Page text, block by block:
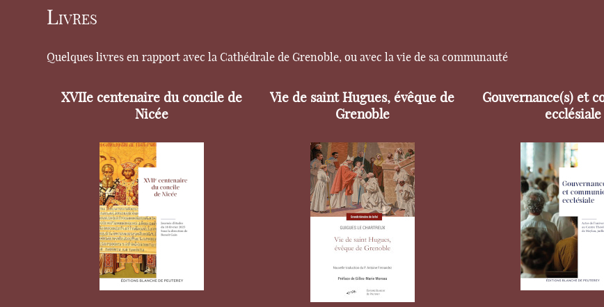
Livres
Quelques livres en rapport avec la Cathédrale de Grenoble, ou avec la vie de sa communauté
XVIIe centenaire du concile de
Nicée
Vie de saint Hugues, évêque de
Grenoble
Gouvernance(s) et
ecclésiale